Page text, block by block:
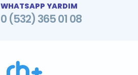
WHATSAPP YARDIM
0 (532) 365 01 08